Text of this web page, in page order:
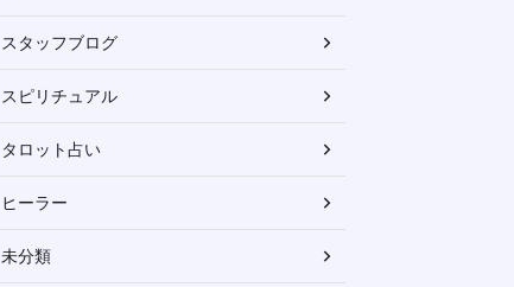
スタッフブログ
スピリチュアル
タロット占い
ヒーラー
未分類